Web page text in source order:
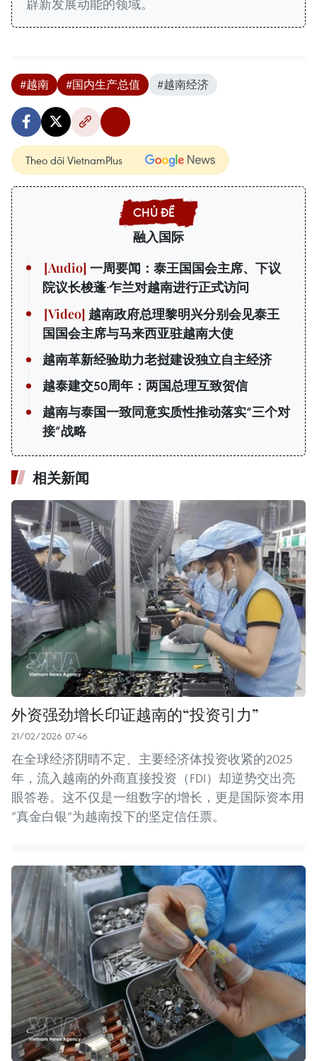
辟新发展动能的领域。
#越南 #国内生产总值 #越南经济
Theo dõi VietnamPlus
融入国际
一周要闻：泰王国国会主席、下议
院议长梭蓬·乍兰对越南进行正式访问
越南政府总理黎明兴分别会见泰王
国国会主席与马来西亚驻越南大使
越南革新经验助力老挝建设独立自主经济
越泰建交50周年：两国总理互致贺信
越南与泰国一致同意实质性推动落实“三个对
接”战略
相关新闻
外资强劲增长印证越南的“投资引力”
21/02/2026 07:46
在全球经济阴晴不定、主要经济体投资收紧的2025
年，流入越南的外商直接投资（FDI）却逆势交出亮
眼答卷。这不仅是一组数字的增长，更是国际资本用
“真金白银”为越南投下的坚定信任票。